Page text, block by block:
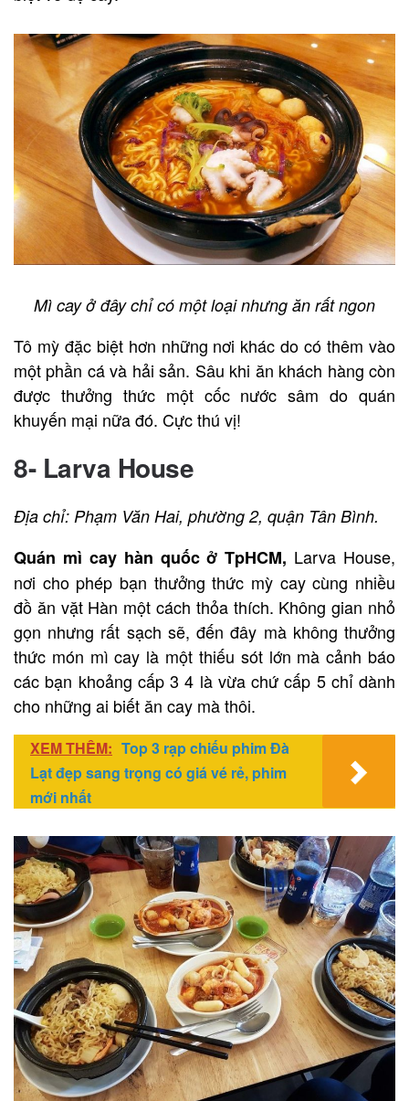
Mì cay ở đây chỉ có một loại nhưng ăn rất ngon
Tô mỳ đặc biệt hơn những nơi khác do có thêm vào
một phần cá và hải sản. Sâu khi ăn khách hàng còn
được thưởng thức một cốc nước sâm do quán
khuyến mại nữa đó. Cực thú vị!
8- Larva House
Địa chỉ: Phạm Văn Hai, phường 2, quận Tân Bình.
Quán mì cay hàn quốc ở TpHCM, Larva House,
nơi cho phép bạn thưởng thức mỳ cay cùng nhiều
đồ ăn vặt Hàn một cách thỏa thích. Không gian nhỏ
gọn nhưng rất sạch sẽ, đến đây mà không thưởng
thức món mì cay là một thiếu sót lớn mà cảnh báo
các bạn khoảng cấp 3 4 là vừa chứ cấp 5 chỉ dành
cho những ai biết ăn cay mà thôi.
XEM THÊM: Top 3 rạp chiếu phim Đà
Lạt đẹp sang trọng có giá vé rẻ, phim
mới nhất